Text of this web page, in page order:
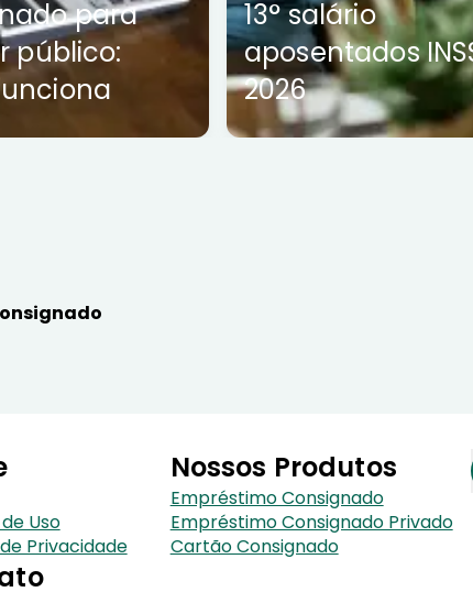
para
público:
13° salário
aposentados
2026
Uso
Privacidade
Nossos Produtos
Empréstimo Consignado
Empréstimo Consignado Privado
Cartão Consignado